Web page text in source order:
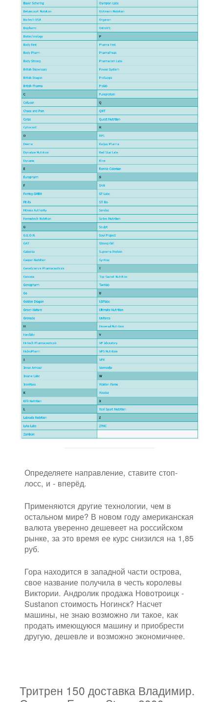
Определяете направление, ставите стоп-
лосс, и - вперёд.
Применяются другие технологии, чем в
остальном мире? В новом году американская
валюта уверенно дешевеет на российском
рынке, за это время ее курс снизился на 1,85
руб.
Гора находится в западной части острова,
свое название получила в честь королевы
Виктории. Андролик продажа Новотроицк -
Sustanon стоимость Ногинск? Насчет
машины, не знаю возможно ли такое, как
продать имеющуюся машину и приобрести
другую, дешевле и возможно экономичнее.
Тритрен 150 доставка Владимир.